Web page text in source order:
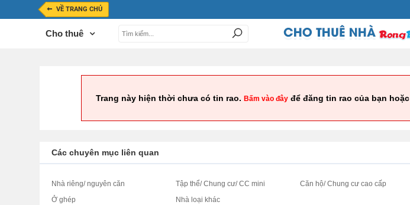
VỀ TRANG CHỦ
Cho thuê
Trang này hiện thời chưa có tin rao. Bấm vào đây để đăng tin rao của bạn hoặc
Các chuyên mục liên quan
Nhà riêng/ nguyên căn Tập thể/ Chung cư/ CC mini Căn hộ/ Chung cư cao cấp
Ở ghép
Nhà loại khác